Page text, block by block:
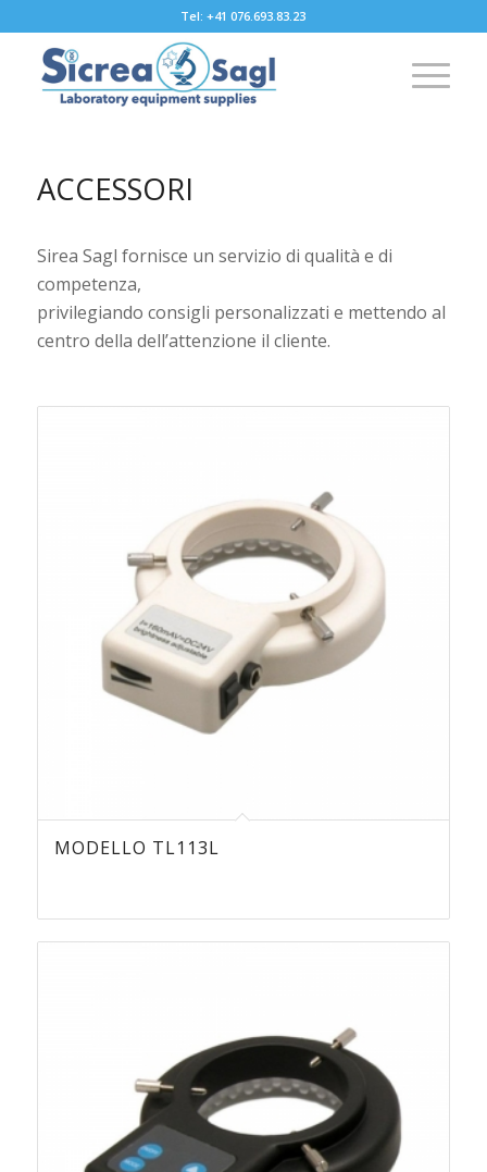
Tel: +41 076.693.83.23
ACCESSORI
Sirea Sagl fornisce un servizio di qualità e di
competenza,
privilegiando consigli personalizzati e mettendo al
centro della dell’attenzione il cliente.
MODELLO TL113L